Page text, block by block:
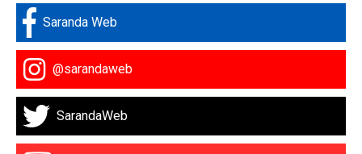
Saranda Web
@sarandaweb
SarandaWeb